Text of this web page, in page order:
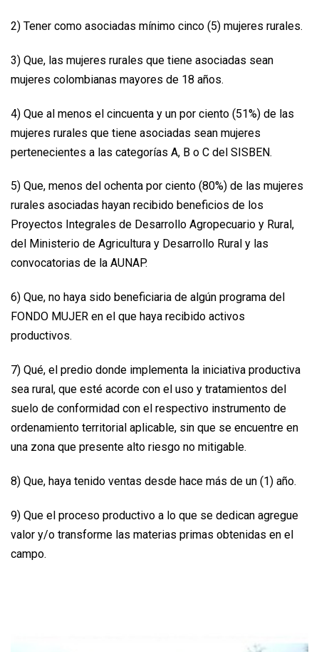
2) Tener como asociadas mínimo cinco (5) mujeres rurales.
3) Que, las mujeres rurales que tiene asociadas sean
mujeres colombianas mayores de 18 años.
4) Que al menos el cincuenta y un por ciento (51%) de las
mujeres rurales que tiene asociadas sean mujeres
pertenecientes a las categorías A, B o C del SISBEN.
5) Que, menos del ochenta por ciento (80%) de las mujeres
rurales asociadas hayan recibido beneficios de los
Proyectos Integrales de Desarrollo Agropecuario y Rural,
del Ministerio de Agricultura y Desarrollo Rural y las
convocatorias de la AUNAP.
6) Que, no haya sido beneficiaria de algún programa del
FONDO MUJER en el que haya recibido activos
productivos.
7) Qué, el predio donde implementa la iniciativa productiva
sea rural, que esté acorde con el uso y tratamientos del
suelo de conformidad con el respectivo instrumento de
ordenamiento territorial aplicable, sin que se encuentre en
una zona que presente alto riesgo no mitigable.
8) Que, haya tenido ventas desde hace más de un (1) año.
9) Que el proceso productivo a lo que se dedican agregue
valor y/o transforme las materias primas obtenidas en el
campo.